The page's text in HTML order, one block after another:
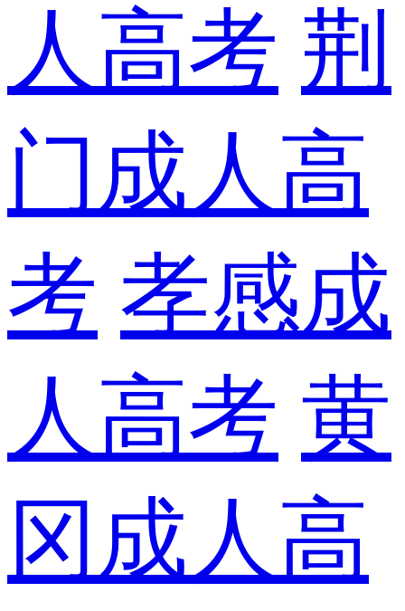
人高考 荆
门成人高
考 孝感成
人高考 黄
冈成人高